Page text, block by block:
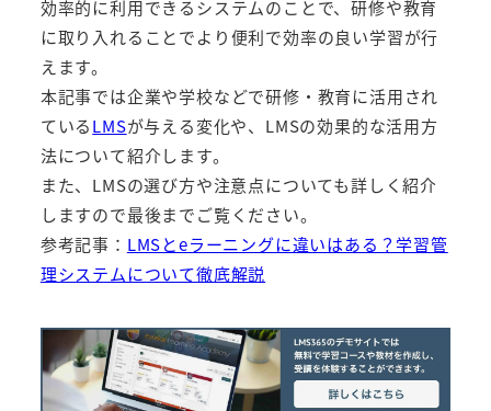
効率的に利用できるシステムのことで、研修や教育
に取り入れることでより便利で効率の良い学習が行
えます。
本記事では企業や学校などで研修・教育に活用され
ているLMSが与える変化や、LMSの効果的な活用方
法について紹介します。
また、LMSの選び方や注意点についても詳しく紹介
しますので最後までご覧ください。
参考記事： LMSとeラーニングに違いはある？学習管
理システムについて徹底解説